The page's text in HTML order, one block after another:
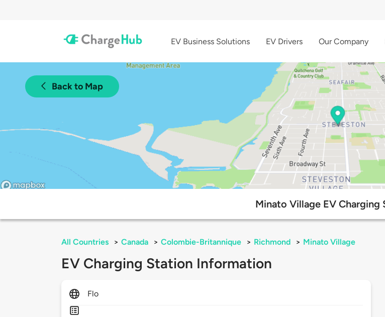
EV Business Solutions EV Drivers Our Company
Back to Map
Minato Village EV Charging
All Countries > Canada > Colombie-Britannique > Richmond > Minato Village
EV Charging Station Information
Flo